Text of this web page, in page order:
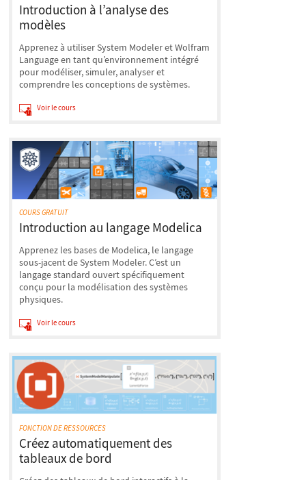
Introduction à l’analyse des
modèles
Apprenez à utiliser System Modeler et Wolfram
Language en tant qu’environnement intégré
pour modéliser, simuler, analyser et
comprendre les conceptions de systèmes.
Voir le cours
COURS GRATUIT
Introduction au langage Modelica
Apprenez les bases de Modelica, le langage
sous-jacent de System Modeler. C’est un
langage standard ouvert spécifiquement
conçu pour la modélisation des systèmes
physiques.
Voir le cours
FONCTION DE RESSOURCES
Créez automatiquement des
tableaux de bord